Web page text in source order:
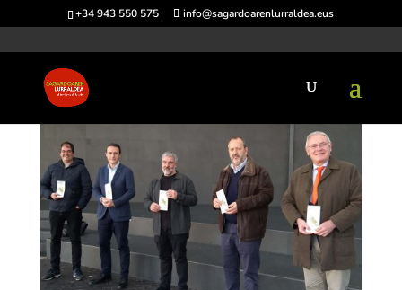
+34 943 550 575 info@sagardoarenlurraldea.eus